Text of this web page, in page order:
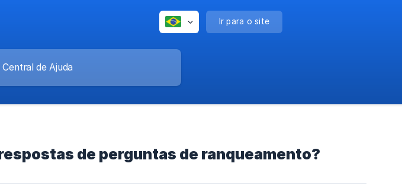
Ir para o site
de perguntas de ranqueamento?